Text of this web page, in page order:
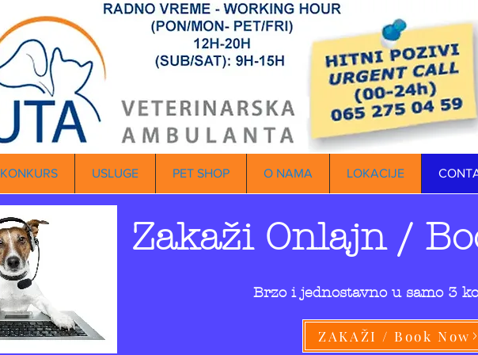
KONKURS USLUGE PET SHOP O NAMA LOKACIJE
Zakaži Onlajn /
Brzo i jednostavno u samo 3
ZAKAŽI / Book Now